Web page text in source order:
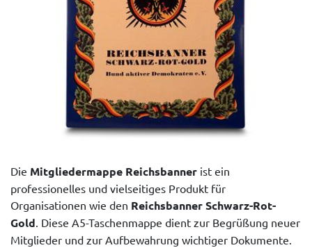
Die Mitgliedermappe Reichsbanner ist ein
professionelles und vielseitiges Produkt für
Organisationen wie den Reichsbanner Schwarz-Rot-
Gold . Diese A5-Taschenmappe dient zur Begrüßung neuer
Mitglieder und zur Aufbewahrung wichtiger Dokumente.